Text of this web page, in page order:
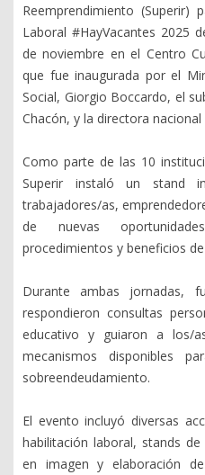
Reemprendimiento (Superir)
Laboral #HayVacantes 2025
de noviembre en el Centro
que fue inaugurada por el
Social, Giorgio Boccardo, el
Chacón, y la directora
Como parte de las 10
Superir instaló un stand
trabajadores/as,
de nuevas
procedimientos y beneficios
Durante ambas jornadas,
respondieron consultas
educativo y guiaron a los/
mecanismos disponibles
sobreendeudamiento.
El evento incluyó diversas
habilitación laboral, stands
en imagen y elaboración